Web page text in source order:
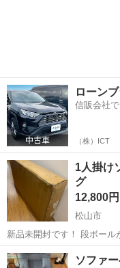
ローン
信販会社
（株）ICT
1人掛け
グ
12,800円
松山市
新品未開封です！ 段ボー
ばない商品です。 色 ホフホワイト ブランド SHEJP サイズ Lサイズ
商品
愛媛 松山市
ソファ